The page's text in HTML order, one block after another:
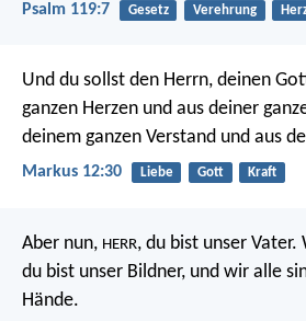
Psalm 119:7 Gesetz Verehrung
Und du sollst den Herrn, deinen
ganzen Herzen und aus deiner
deinem ganzen Verstand und aus
Markus 12:30 Liebe Gott Kraft
Aber nun, HERR, du bist unser Vater.
du bist unser Bildner, und wir alle
Hände.